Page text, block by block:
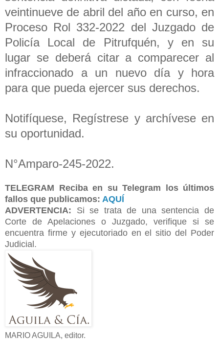
veintinueve de abril del año en curso, en
Proceso Rol 332-2022 del Juzgado de
Policía Local de Pitrufquén, y en su
lugar se deberá citar a comparecer al
infraccionado a un nuevo día y hora
para que pueda ejercer sus derechos.
Notifíquese, Regístrese y archívese en
su oportunidad.
N°Amparo-245-2022.
TELEGRAM Reciba en su Telegram los últimos
fallos que publicamos: AQUÍ
ADVERTENCIA: Si se trata de una sentencia de
Corte de Apelaciones o Juzgado, verifique si se
encuentra firme y ejecutoriado en el sitio del Poder
Judicial.
MARIO AGUILA, editor.